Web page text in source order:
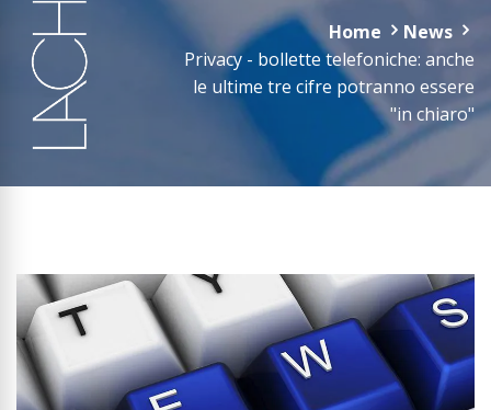
Home
News
Privacy - bollette telefoniche: anche
le ultime tre cifre potranno essere
"in chiaro"